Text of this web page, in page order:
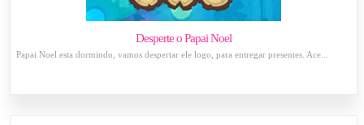
Desperte o Papai Noel
Papai Noel esta dormindo, vamos despertar ele logo, para entregar presentes. Ace...